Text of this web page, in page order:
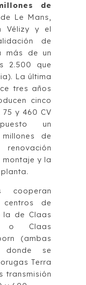
de
Le Mans,
Vélizy y el
de
más de un
2.500 que
La última
tres años
cinco
y 460 CV
un
de
y la
cooperan
centros de
la de Claas
o Claas
(ambas
donde se
Terra
transmisión